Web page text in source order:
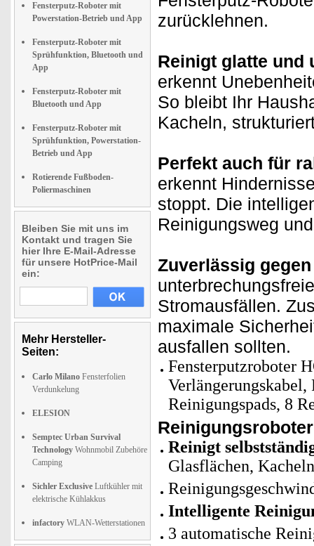
Fensterputz-Roboter mit
Powerstation-Betrieb und App
Fensterputz-Roboter mit
Sprühfunktion, Bluetooth und
App
Fensterputz-Roboter mit
Bluetooth und App
Fensterputz-Roboter mit
Sprühfunktion, Powerstation-
Betrieb und App
Rotierende Fußboden-
Poliermaschinen
Bleiben Sie mit uns im
Kontakt und tragen Sie
hier Ihre E-Mail-Adresse
für unsere HotPrice-Mail
ein:
Mehr Hersteller-
Seiten:
Carlo Milano Fensterfolien
Verdunkelung
ELESION
Semptec Urban Survival
Technology Wohnmobil Zubehöre
Camping
Sichler Exclusive Luftkühler mit
elektrische Kühlakkus
infactory WLAN-Wetterstationen
zurücklehnen.
Reinigt glatte und
erkennt
So bleibt Ihr
Kacheln,
Perfekt auch für
erkennt
stoppt. Die
Reinigungsweg
Zuverlässig
Stromausfällen.
maximale
ausfallen sollten.
Fensterputzroboter
Reinigungspads, 8
Reinigt
Glasflächen,
Intelligente
3 automatische